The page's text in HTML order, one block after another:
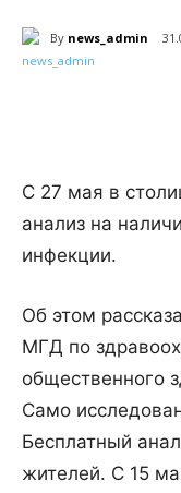
By news_admin
С 27 мая в
анализ на
инфекции.
Об этом
МГД по
общественного
Само
Бесплатный
жителей. С 15